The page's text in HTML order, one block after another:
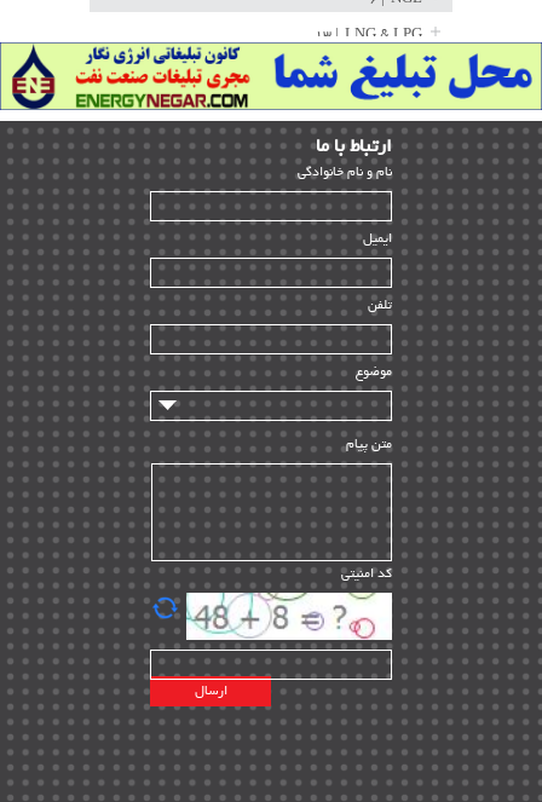
LNG & LPG | ۱۳
خط لوله | ۳۶
مخازن ذخیره | ۱۵
پتروشیمی | ۱۴
بازرسی و QC | ۱۵
HSE | ۳۹
ساخت و نصب | ۱۲
راه اندازی | ۹
سازندگان و تامین کنندگان | ۱۰
تامین مالی و سرمایه گذاری | ۳۲
ماشین آلات
مدیریت پروژه
مدیریت دانش
مدیریت سازمانی و عمومی | ۲
تأمین کالا | ۱۳
EPC | ۲۰
پیمانکاران بین المللی | ۸
اطلاعات انرژی کشورها | ۱۴
پروژه های خارجی | ۱۵
نقشه های نفت و گاز خارجی | ۱۰
شرکت های نفتی | ۱۴
پلانت های فعال | ۴۰
ارﺗﺒﺎط ﺑﺎ ما
ﻧﺎم و ﻧﺎم ﺧﺎﻧﻮادﮔﻰ
ایمیل
تلفن
موضوع
متن پیام
کد امنیتی